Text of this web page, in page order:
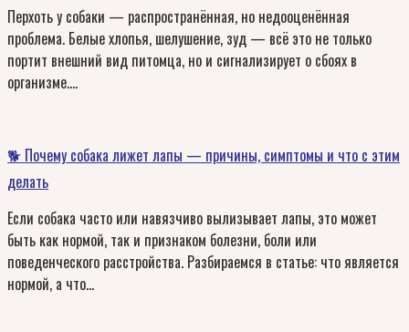
Перхоть у собаки — распространённая, но недооценённая
проблема. Белые хлопья, шелушение, зуд — всё это не только
портит внешний вид питомца, но и сигнализирует о сбоях в
организме….
🐕 Почему собака лижет лапы — причины, симптомы и что с этим
делать
Если собака часто или навязчиво вылизывает лапы, это может
быть как нормой, так и признаком болезни, боли или
поведенческого расстройства. Разбираемся в статье: что является
нормой, а что…